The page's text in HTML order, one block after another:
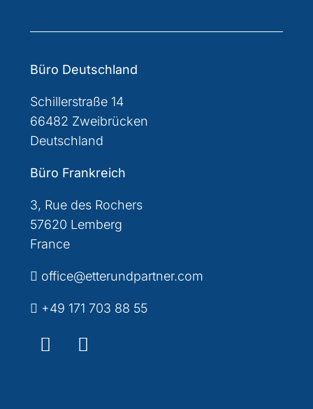
Büro Deutschland
Schillerstraße 14
66482 Zweibrücken
Deutschland
Büro Frankreich
3, Rue des Rochers
57620 Lemberg
France
office@etterundpartner.com
+49 171 703 88 55